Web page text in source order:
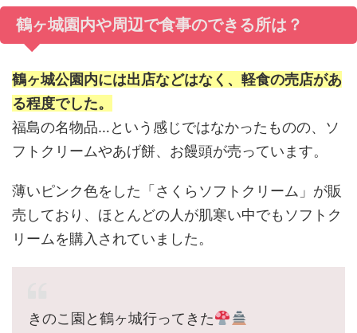
鶴ヶ城園内や周辺で食事のできる所は？
鶴ヶ城公園内には出店などはなく、軽食の売店があ
る程度でした。
福島の名物品…という感じではなかったものの、ソ
フトクリームやあげ餅、お饅頭が売っています。
薄いピンク色をした「さくらソフトクリーム」が販
売しており、ほとんどの人が肌寒い中でもソフトク
リームを購入されていました。
きのこ園と鶴ヶ城行ってきた